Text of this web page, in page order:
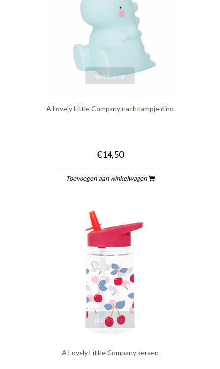
quickshop
A Lovely Little Company nachtlampje dino
€14,50
Toevoegen aan winkelwagen
quickshop
A Lovely Little Company kersen